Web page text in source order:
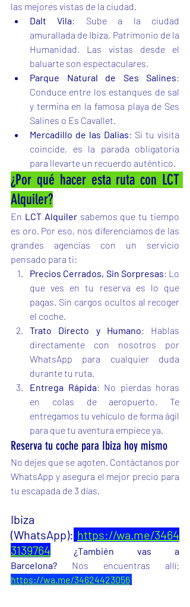
las mejores vistas de la ciudad.
Dalt Vila: Sube a la ciudad
amurallada de Ibiza, Patrimonio de la
Humanidad. Las vistas desde el
baluarte son espectaculares.
Parque Natural de Ses Salines:
Conduce entre los estanques de sal
y termina en la famosa playa de Ses
Salines o Es Cavallet.
Mercadillo de las Dalias: Si tu visita
coincide, es la parada obligatoria
para llevarte un recuerdo auténtico.
¿Por qué hacer esta ruta con LCT
Alquiler?
En LCT Alquiler sabemos que tu tiempo
es oro. Por eso, nos diferenciamos de las
grandes agencias con un servicio
pensado para ti:
Precios Cerrados, Sin Sorpresas: Lo
que ves en tu reserva es lo que
pagas. Sin cargos ocultos al recoger
el coche.
Trato Directo y Humano: Hablas
directamente con nosotros por
WhatsApp para cualquier duda
durante tu ruta.
Entrega Rápida: No pierdas horas
en colas de aeropuerto. Te
entregamos tu vehículo de forma ágil
para que tu aventura empiece ya.
Reserva tu coche para Ibiza hoy mismo
No dejes que se agoten. Contáctanos por
WhatsApp y asegura el mejor precio para
tu escapada de 3 días.
Ibiza
(WhatsApp): https://wa.me/3464
3139764
¿También vas a
Barcelona?
https://wa.me/34624423056